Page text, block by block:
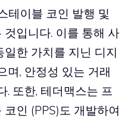
테이블 코인 발행 및
입니다. 이를 통해 사
한 가치를 지닌 디지
며, 안정성 있는 거래
. 또한, 테더맥스는 프
인 (PPS)도 개발하여